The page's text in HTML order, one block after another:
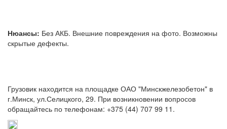
Нюансы: Без АКБ. Внешние повреждения на фото. Возможны
скрытые дефекты.
Грузовик находится на площадке ОАО "Минскжелезобетон" в
г.Минск, ул.Селицкого, 29. При возникновении вопросов
обращайтесь по телефонам: +375 (44) 707 99 11.